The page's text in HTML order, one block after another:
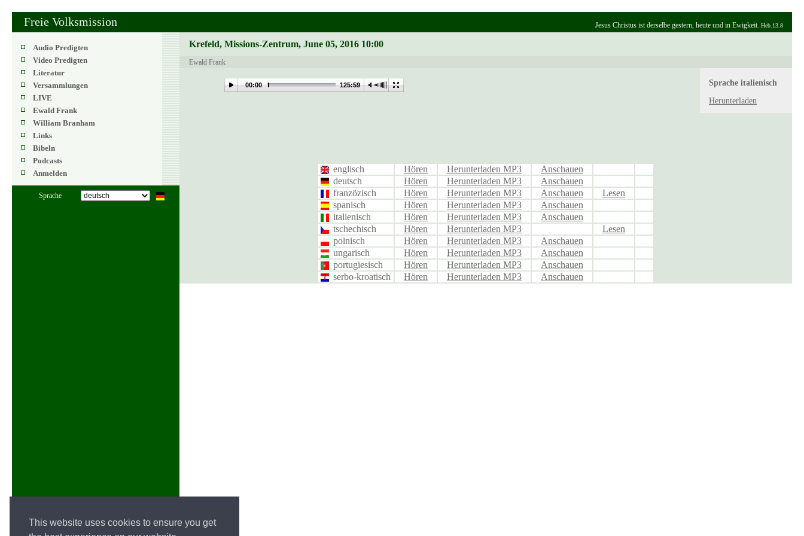
This website uses cookies to ensure you get
Freie Volksmission Jesus Christus ist derselbe gestern, heute und in Ewigkeit. Heb.13.8
Audio Predigten
Video Predigten
Literatur
Versammlungen
LIVE
Ewald Frank
William Branham
Links
Bibeln
Podcasts
Anmelden
Sprache
Krefeld, Missions-Zentrum, June 05, 2016 10:00
Ewald Frank
Sprache italienisch
Herunterladen
00:00 125:59
englisch Hören Herunterladen MP3
Anschauen
deutsch
Hören Herunterladen MP3
Anschauen
franzözisch
Hören Herunterladen MP3 Anschauen
Lesen
spanisch
Hören Herunterladen MP3
Anschauen
italienisch
Hören Herunterladen MP3
Anschauen
tschechisch
Hören Herunterladen MP3
Lesen
polnisch
Hören Herunterladen MP3
Anschauen
ungarisch
Hören Herunterladen MP3
Anschauen
portugiesisch
Hören Herunterladen MP3
Anschauen
serbo-kroatisch
Hören Herunterladen MP3 Anschauen